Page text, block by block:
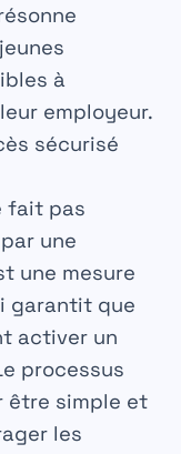
à
employeur.
sécurisé
fait pas
une
une mesure
garantit que
activer un
processus
être simple et
les